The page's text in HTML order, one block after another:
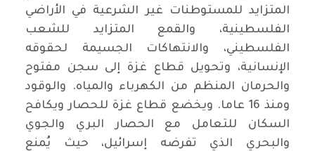
المتزايد للمستوطنات غير الشرعية في الأراضي
الفلسطينية، والقمع المتزايد للشعب
الفلسطيني، والانتهاكات الجسيمة لحقوقه
الإنسانية، وتحويل قطاع غزة إلى سجن مفتوح
والحرمان المنظم من الكهرباء والمياه. والوقود
ومنذ 16 عاما. ويخضع قطاع غزة للحصار ويكافح
السكان للتعامل مع الحصار البري والجوي
والبحري الذي تفرضه إسرائيل، حيث يُمنع